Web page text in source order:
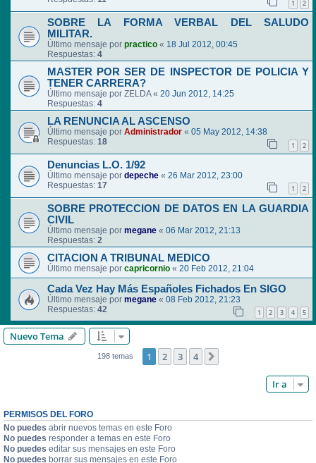
1 2
SOBRE LA FORMA VERBAL DEL SALUDO
MILITAR.
Último mensaje por practico « 18 Jul 2012, 00:45
Respuestas: 4
MASTER POR SER DE INSPECTOR DE POLICIA Y
TENER CARRERA?
Último mensaje por ZELDA« 20 Jun 2012, 14:25
Respuestas: 4
LA RENUNCIA AL ASCENSO
Último mensaje por Administrador « 05 May 2012, 14:38
Respuestas: 18 1 2
Denuncias L.O. 1/92
Último mensaje por depeche « 26 Mar 2012, 23:00
Respuestas: 17 1 2
SOBRE PROTECCION DE DATOS EN LA GUARDIA
CIVIL
Último mensaje por megane « 06 Mar 2012, 21:13
Respuestas: 2
CITACION A TRIBUNAL MEDICO
Último mensaje por capricornio « 20 Feb 2012, 21:04
Cada Vez Hay Más Españoles Fichados En SIGO
Último mensaje por megane « 08 Feb 2012, 21:23
Respuestas: 42 1 2 3 4 5
Nuevo Tema
198 temas 1 2 3 4
Ir a
PERMISOS DEL FORO
No puedes abrir nuevos temas en este Foro
No puedes responder a temas en este Foro
No puedes editar sus mensajes en este Foro
No puedes borrar sus mensajes en este Foro